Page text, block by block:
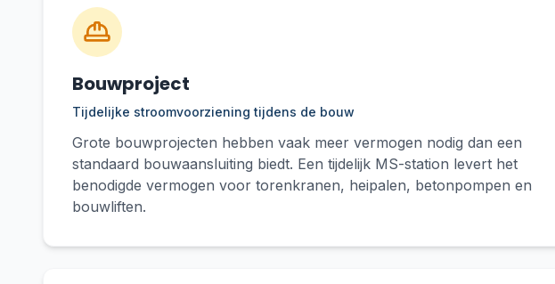
Bouwproject
Tijdelijke stroomvoorziening tijdens de bouw
Grote bouwprojecten hebben vaak meer vermogen nodig dan een
standaard bouwaansluiting biedt. Een tijdelijk MS-station levert het
benodigde vermogen voor torenkranen, heipalen, betonpompen en
bouwliften.